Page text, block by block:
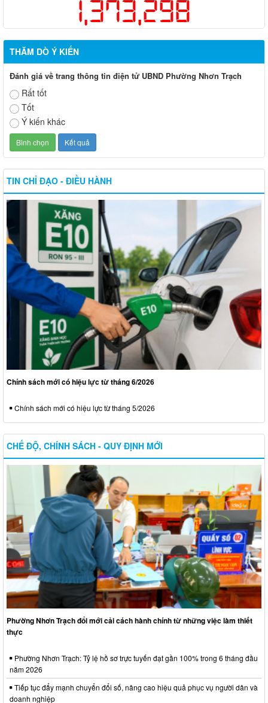
1,373,298
THĂM DÒ Ý KIẾN
Đánh giá về trang thông tin điện tử UBND Phường Nhơn Trạch
Rất tốt
Tốt
Ý kiến khác
TIN CHỈ ĐẠO - ĐIỀU HÀNH
Chính sách mới có hiệu lực từ tháng 6/2026
Chính sách mới có hiệu lực từ tháng 5/2026
CHẾ ĐỘ, CHÍNH SÁCH - QUY ĐỊNH MỚI
Phường Nhơn Trạch đổi mới cải cách hành chính từ những việc làm thiết
thực
Phường Nhơn Trạch: Tỷ lệ hồ sơ trực tuyến đạt gần 100% trong 6 tháng đầu
năm 2026
Tiếp tục đẩy mạnh chuyển đổi số, nâng cao hiệu quả phục vụ người dân và
doanh nghiệp